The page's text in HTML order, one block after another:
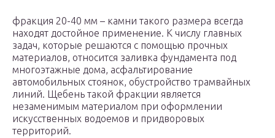
фракция 20-40 мм – камни такого размера всегда
находят достойное применение. К числу главных
задач, которые решаются с помощью прочных
материалов, относится заливка фундамента под
многоэтажные дома, асфальтирование
автомобильных стоянок, обустройство трамвайных
линий. Щебень такой фракции является
незаменимым материалом при оформлении
искусственных водоемов и придворовых
территорий.